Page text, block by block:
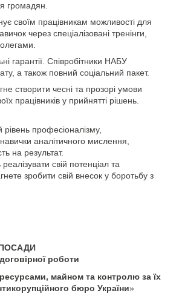
громадян.
своїм працівникам можливості для
через спеціалізовані тренінги,
гарантії. Співробітники НАБУ
а також повний соціальний пакет.
створити чесні та прозорі умови
працівників у прийнятті рішень.
професіоналізму,
аналітичного мислення,
на результат.
свій потенціал та
зробити свій внесок у боротьбу з
роботи
майном та контролю за їх
бюро України»